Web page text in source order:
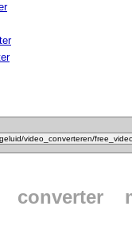
converter